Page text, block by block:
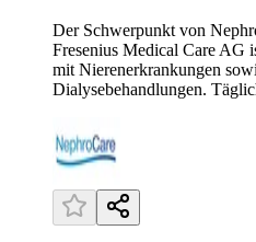
Der Schwerpunkt von
Fresenius Medical Care AG
mit Nierenerkrankungen
Dialysebehandlungen.